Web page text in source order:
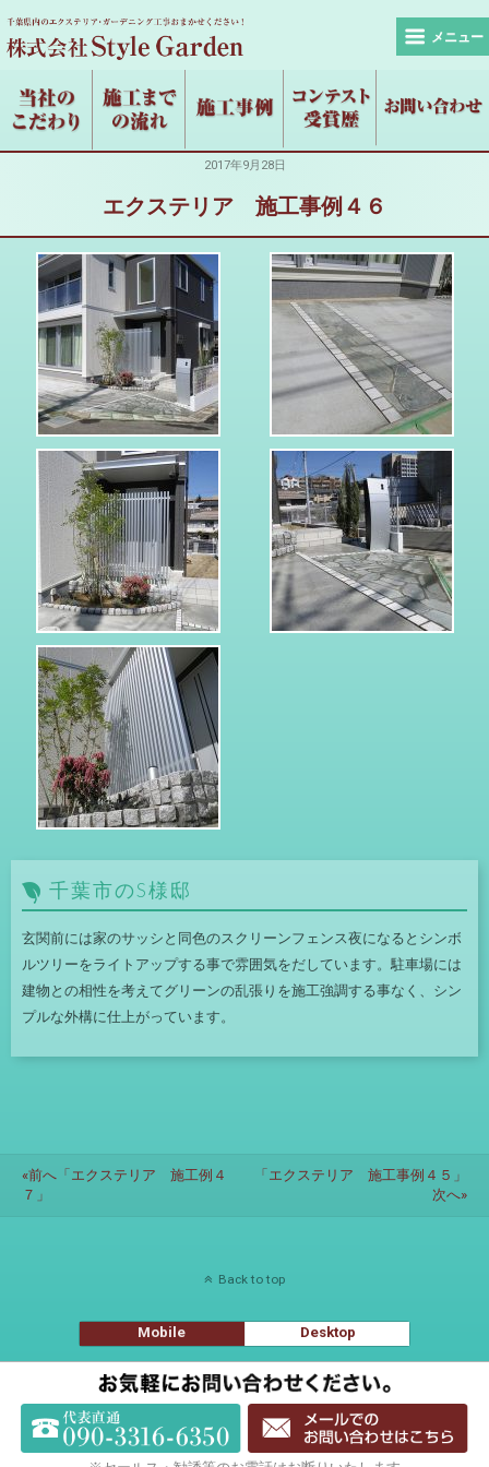
メニュー
2017年9月28日
エクステリア 施工事例４６
千葉市のS様邸
玄関前には家のサッシと同色のスクリーンフェンス夜になるとシンボ
ルツリーをライトアップする事で雰囲気をだしています。駐車場には
建物との相性を考えてグリーンの乱張りを施工強調する事なく、シン
プルな外構に仕上がっています。
«前へ「エクステリア 施工例４
７」
「エクステリア 施工事例４５」
次へ»
Back to top
Mobile Desktop